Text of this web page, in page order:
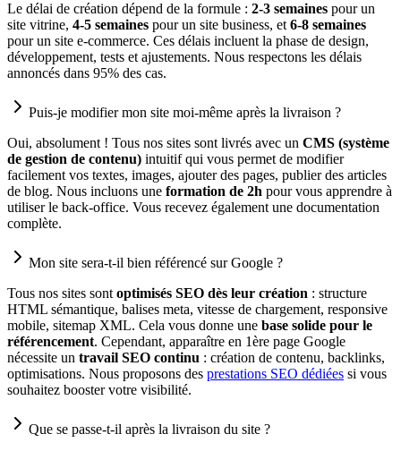
Le délai de création dépend de la formule : 2-3 semaines pour un
site vitrine, 4-5 semaines pour un site business, et 6-8 semaines
pour un site e-commerce. Ces délais incluent la phase de design,
développement, tests et ajustements. Nous respectons les délais
annoncés dans 95% des cas.
Puis-je modifier mon site moi-même après la livraison ?
Oui, absolument ! Tous nos sites sont livrés avec un CMS (système
de gestion de contenu) intuitif qui vous permet de modifier
facilement vos textes, images, ajouter des pages, publier des articles
de blog. Nous incluons une formation de 2h pour vous apprendre à
utiliser le back-office. Vous recevez également une documentation
complète.
Mon site sera-t-il bien référencé sur Google ?
Tous nos sites sont optimisés SEO dès leur création : structure
HTML sémantique, balises meta, vitesse de chargement, responsive
mobile, sitemap XML. Cela vous donne une base solide pour le
référencement. Cependant, apparaître en 1ère page Google
nécessite un travail SEO continu : création de contenu, backlinks,
optimisations. Nous proposons des prestations SEO dédiées si vous
souhaitez booster votre visibilité.
Que se passe-t-il après la livraison du site ?